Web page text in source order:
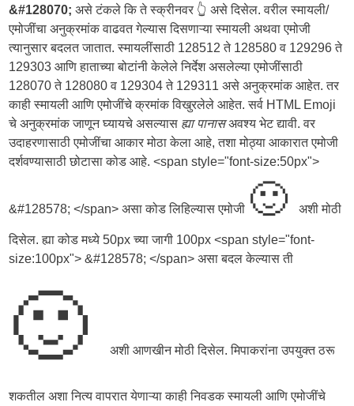
&#128070; असे टंकले कि ते स्क्रीनवर 👆 असे दिसेल. वरील स्मायली/
एमोजींचा अनुक्रमांक वाढवत गेल्यास दिसणाऱ्या स्मायली अथवा एमोजी
त्यानुसार बदलत जातात. स्मायलींसाठी 128512 ते 128580 व 129296 ते
129303 आणि हाताच्या बोटांनी केलेले निर्देश असलेल्या एमोजींसाठी
128070 ते 128080 व 129304 ते 129311 असे अनुक्रमांक आहेत. तर
काही स्मायली आणि एमोजींचे क्रमांक विखुरलेले आहेत. सर्व HTML Emoji
चे अनुक्रमांक जाणून घ्यायचे असल्यास ह्या पानासअवश्य भेट द्यावी. वर
उदाहरणासाठी एमोजींचा आकार मोठा केला आहे, तशा मोठ्या आकारात एमोजी
दर्शवण्यासाठी छोटासा कोड आहे. <span style="font-size:50px">
&#128578; </span> असा कोड लिहिल्यास एमोजी 🙂अशी मोठी
दिसेल. ह्या कोड मध्ये 50px च्या जागी 100px <span style="font-
size:100px"> &#128578; </span> असा बदल केल्यास ती
🙂अशी आणखीन मोठी दिसेल. मिपाकरांना उपयुक्त ठरू
शकतील अशा नित्य वापरात येणाऱ्या काही निवडक स्मायली आणि एमोजींचे